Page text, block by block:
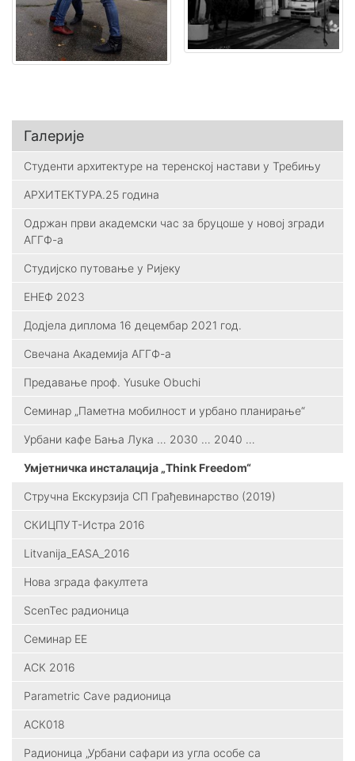
Галерије
Студенти архитектуре на теренској настави у Требињу
АРХИТЕКТУРА.25 година
Одржан први академски час за бруцоше у новој згради
АГГФ-а
Студијско путовање у Ријеку
ЕНЕФ 2023
Додјела диплома 16 децембар 2021 год.
Свечана Академија АГГФ-а
Предавање проф. Yusuke Obuchi
Семинар „Паметна мобилност и урбано планирање“
Урбани кафе Бања Лука … 2030 … 2040 …
Умјетничка инсталација „Think Freedom“
Стручна Екскурзија СП Грађевинарство (2019)
СКИЦПУТ-Истра 2016
Litvanija_ЕАSА_2016
Нова зграда факултета
ScenTec радионица
Семинар ЕЕ
АСК 2016
Parametric Cave радионица
АСК018
Радионица „Урбани сафари из угла особе са